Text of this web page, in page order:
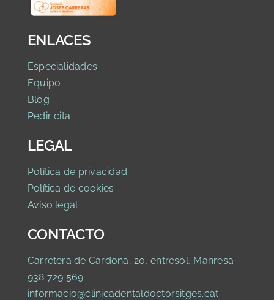
ENLACES
Especialidades
Equipo
Blog
Pedir cita
LEGAL
Política de privacidad
Política de cookies
Avíso legal
CONTACTO
Carretera de Cardona, 20, entresòl, Manresa
938 729 569
informacio@clinicadentaldoctorsitges.cat